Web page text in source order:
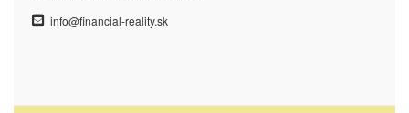
info@financial-reality.sk